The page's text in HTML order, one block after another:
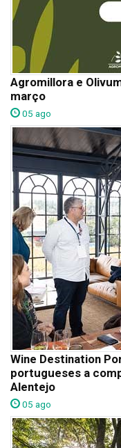
Agromillora e
março
05 ago
Wine Destination
portugueses a
Alentejo
05 ago